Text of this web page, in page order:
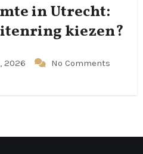
in Utrecht:
kiezen?
2026 No Comments